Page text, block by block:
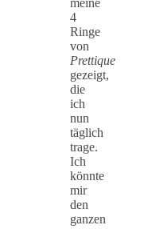
4
Ringe
von
Prettique
gezeigt,
die
ich
nun
täglich
trage.
Ich
könnte
mir
den
ganzen